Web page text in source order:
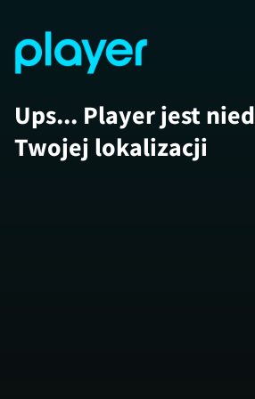
Ups... Player jest
Twojej lokalizacji